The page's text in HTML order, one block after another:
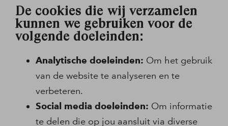
De cookies die wij verzamelen
kunnen we gebruiken voor de
volgende doeleinden:
Analytische doeleinden: Om het gebruik
van de website te analyseren en te
verbeteren.
Social media doeleinden: Om informatie
te delen die op jou aansluit via diverse